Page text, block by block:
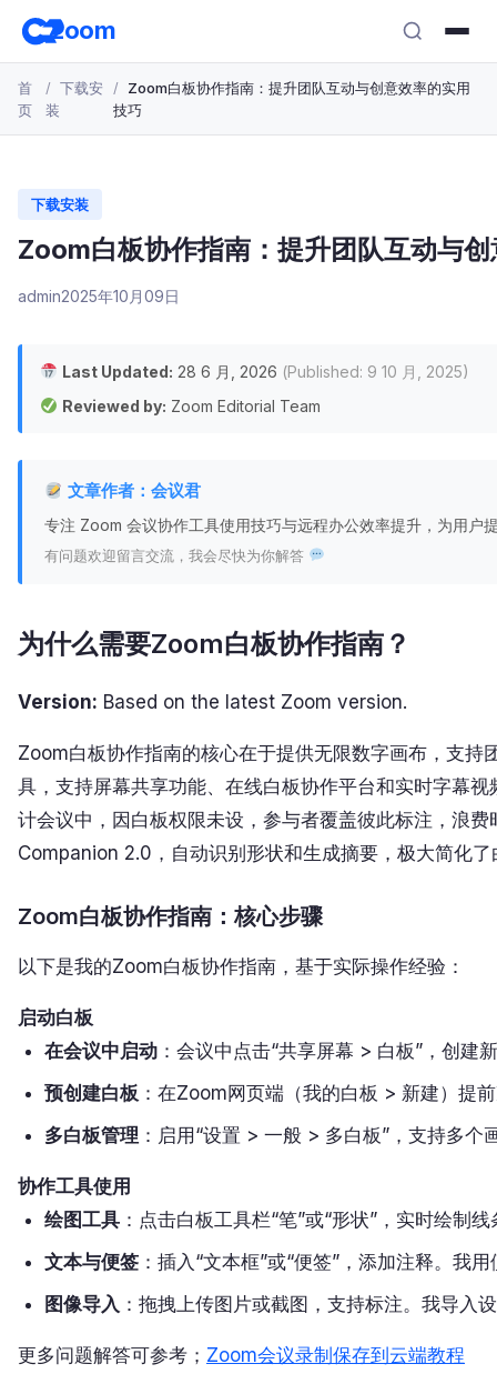
至
zoom
首
页
下载安
装
Zoom白板协作指南：提升团队互动与创意效率的实用
技巧
下载安装
Zoom白板协作指南：提升团队互动与
admin2025年10月09日
Last Updated: 28 6 月, 2026 (Published: 9 10 月, 2025)
Reviewed by: Zoom Editorial Team
文章作者：会议君
专注 Zoom 会议协作工具使用技巧与远程办公效率提升，为用户
有问题欢迎留言交流，我会尽快为你解答
为什么需要Zoom白板协作指南？
Version: Based on the latest Zoom version.
Zoom白板协作指南的核心在于提供无限数字画布，支
具，支持屏幕共享功能、在线白板协作平台和实时字幕
计会议中，因白板权限未设，参与者覆盖彼此标注，浪
Companion 2.0，自动识别形状和生成摘要，极大简化了
Zoom白板协作指南：核心步骤
以下是我的Zoom白板协作指南，基于实际操作经验：
启动白板
在会议中启动 ：会议中点击“共享屏幕 > 白板”，创建
预创建白板 ：在Zoom网页端（我的白板 > 新建）提
多白板管理 ：启用“设置 > 一般 > 多白板”，支持多
协作工具使用
绘图工具 ：点击白板工具栏“笔”或“形状”，实时绘制
文本与便签 ：插入“文本框”或“便签”，添加注释。我
图像导入 ：拖拽上传图片或截图，支持标注。我导入
更多问题解答可参考； Zoom会议录制保存到云端教程